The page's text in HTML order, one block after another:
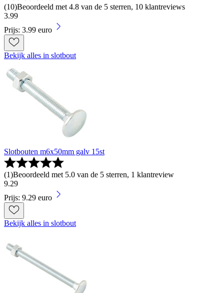
(10)Beoordeeld met 4.8 van de 5 sterren, 10 klantreviews
3.99
Prijs: 3.99 euro
Bekijk alles in slotbout
Slotbouten m6x50mm galv 15st
(1)Beoordeeld met 5.0 van de 5 sterren, 1 klantreview
9.29
Prijs: 9.29 euro
Bekijk alles in slotbout